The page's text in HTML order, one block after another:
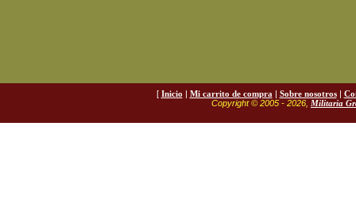
[ Inicio | Mi carrito de compra | Sobre nosotros|
Copyright © 2005 - 2026, Militaria